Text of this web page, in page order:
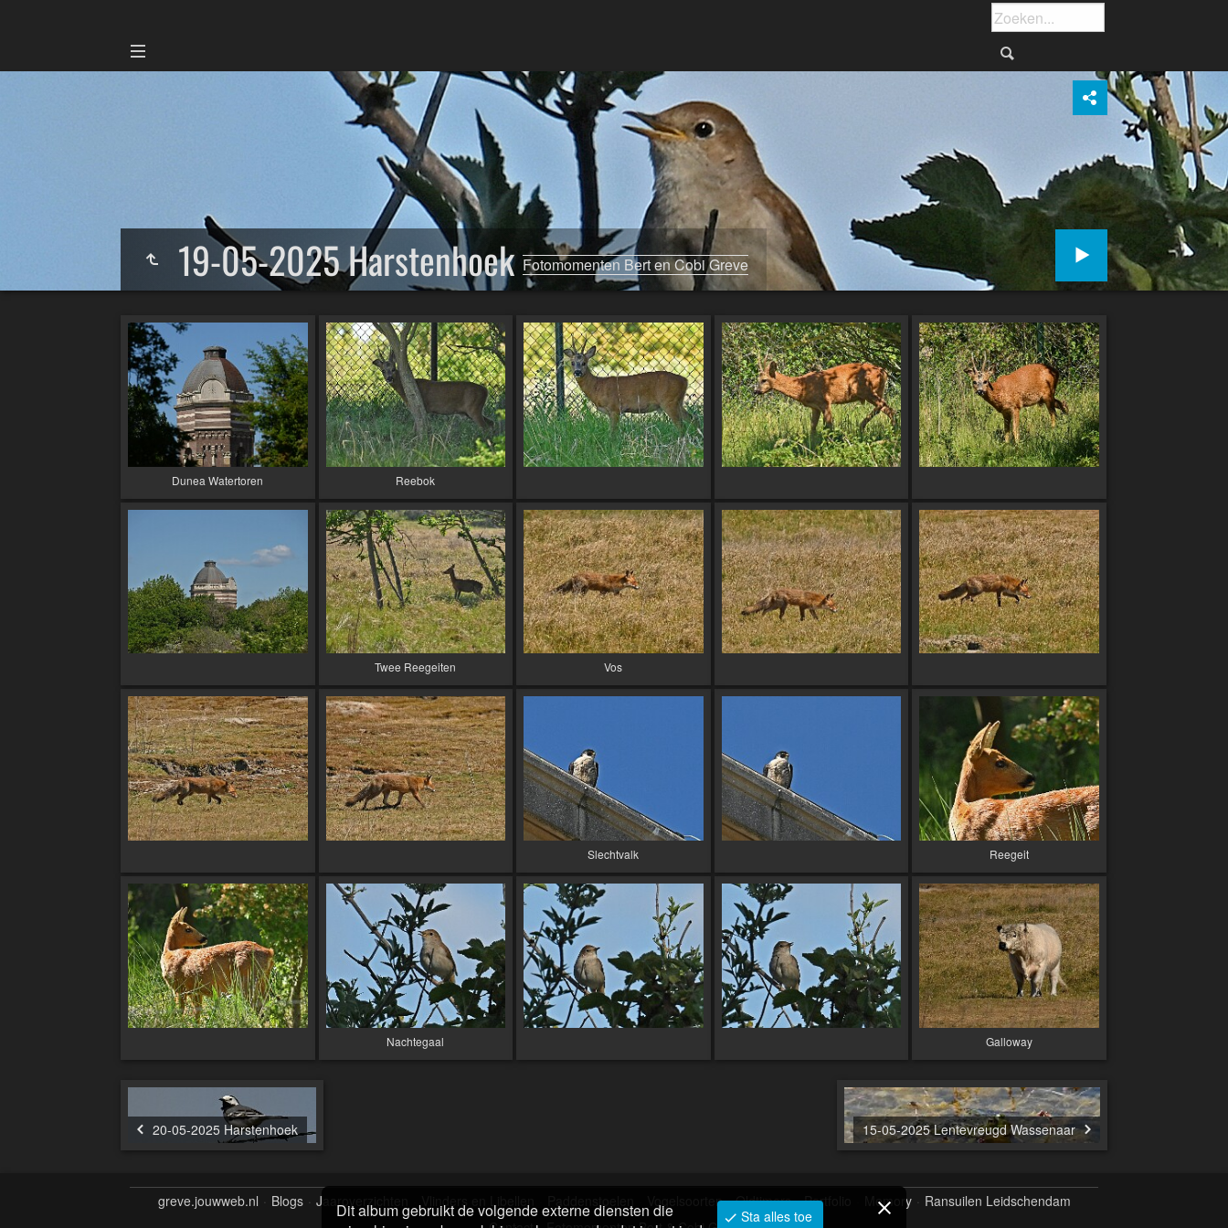
19-05-2025 Harstenhoek Fotomomenten Bert en Cobi Greve
Dunea Watertoren Reebok
Twee Reegeiten Vos
Slechtvalk Reegeit
Nachtegaal Galloway
20-05-2025 Harstenhoek 15-05-2025 Lentevreugd Wassenaar
greve.jouwweb.nl Blogs Jaaroverzichten Vlinders en Libellen Paddenstoelen Vogelsoorten Oldtimers Portfolio Memory
Ransuilen Leidschendam
Dit album gebruikt de volgende externe diensten die
Sta alles toe